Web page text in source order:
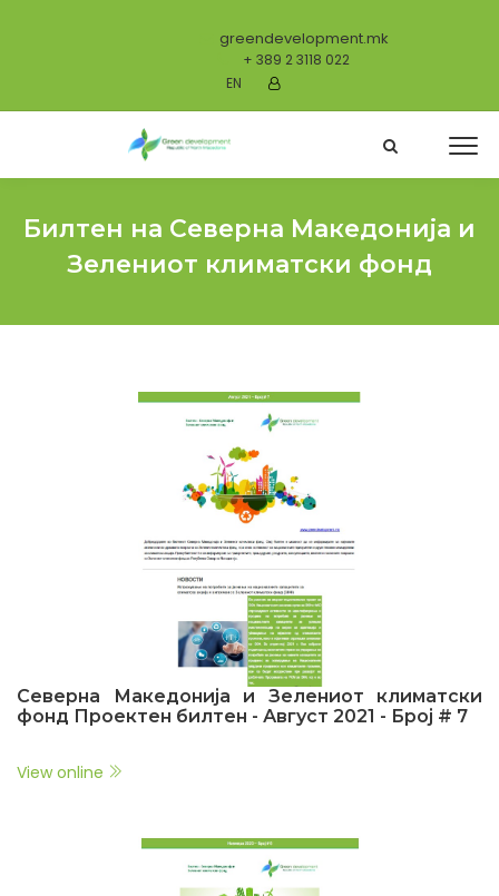
greendevelopment.mk
+ 389 2 3118 022
EN
Билтен на Северна Македонија и
Зелениот климатски фонд
Северна Македонија и Зелениот климатски
фонд Проектен билтен - Август 2021 - Број # 7
View online